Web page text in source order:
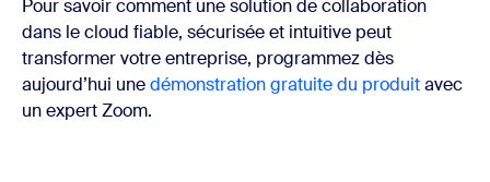
Pour savoir comment une solution de collaboration
dans le cloud fiable, sécurisée et intuitive peut
transformer votre entreprise, programmez dès
aujourd’hui unedémonstration gratuite du produitavec
un expert Zoom.